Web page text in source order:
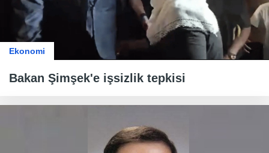
Ekonomi
Bakan Şimşek'e işsizlik tepkisi